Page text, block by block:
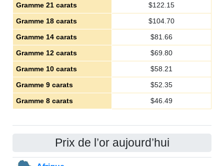
Gramme 21 carats
$122.15
Gramme 18 carats
$104.70
Gramme 14 carats
$81.66
Gramme 12 carats
$69.80
Gramme 10 carats
$58.21
Gramme 9 carats
$52.35
Gramme 8 carats
$46.49
Prix de l’or aujourd’hui